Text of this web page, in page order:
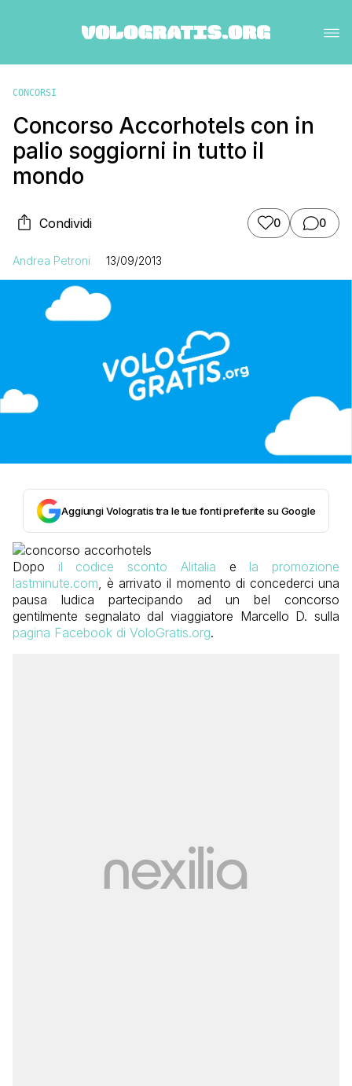
CONCORSI
Concorso Accorhotels con in
palio soggiorni in tutto il
mondo
Condividi 0 0
Andrea Petroni 13/09/2013
Aggiungi Vologratis tra le tue fonti preferite su Google
Dopo il codice sconto Alitalia e la promozione
lastminute.com, è arrivato il momento di concederci una
pausa ludica partecipando ad un bel concorso
gentilmente segnalato dal viaggiatore Marcello D. sulla
pagina Facebook di VoloGratis.org.